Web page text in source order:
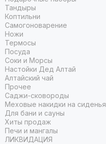
Тандыры
Коптильни
Самогоноварение
Ножи
Термосы
Посуда
Соки и Морсы
Настойки Дед Алтай
Алтайский чай
Прочее
Саджи-сковороды
Меховые накидки на сиденья
Для бани и сауны
Хиты продаж
Печи и мангалы
ЛИКВИДАЦИЯ